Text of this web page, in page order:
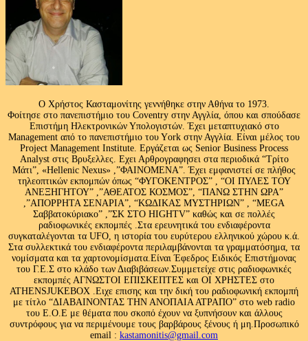
Ο Χρήστος Κασταμονίτης γεννήθηκε στην Αθήνα το 1973.
Φοίτησε στο πανεπιστήμιο του Coventry στην Αγγλία, όπου και σπούδασε
Επιστήμη Ηλεκτρονικών Υπολογιστών. Έχει μεταπτυχιακό στο
Management από το πανεπιστήμιο του Υork στην Αγγλία. Είναι μέλος του
Project Management Institute. Εργάζεται ως Senior Business Process
Analyst στις Βρυξελλες. Εχει Αρθρογραφησει στα περιοδικά “Τρίτο
Μάτι”, «Hellenic Nexus» ,”ΦΑΙΝΟΜΕΝΑ”. Έχει εμφανιστεί σε πλήθος
τηλεοπτικών εκπομπών όπως “ΦΥΓΟΚΕΝΤΡΟΣ” , “ΟΙ ΠΥΛΕΣ ΤΟΥ
ΑΝΕΞΗΓΗΤΟΥ” ,”ΑΘΕΑΤΟΣ ΚΟΣΜΟΣ”, “ΠΑΝΩ ΣΤΗΝ ΩΡΑ”
,”ΑΠΟΡΡΗΤΑ ΣΕΝΑΡΙΑ”, “ΚΩΔΙΚΑΣ ΜΥΣΤΗΡΙΩΝ” , “MEGA
Σαββατοκύριακο” ,”ΣΚ ΣΤΟ HIGHTV” καθώς και σε πολλές
ραδιοφωνικές εκπομπές .Στα ερευνητικά του ενδιαφέροντα
συγκαταλέγονται τα UFO, η ιστορία του ευρύτερου ελληνικού χώρου κ.ά.
Στα συλλεκτικά του ενδιαφέροντα περιλαμβάνονται τα γραμματόσημα, τα
νομίσματα και τα χαρτονομίσματα.Είναι Έφεδρος Ειδικός Επιστήμονας
του Γ.Ε.Σ στο κλάδο των Διαβιβάσεων.Συμμετείχε στις ραδιοφωνικές
εκπομπές ΑΓΝΩΣΤΟΙ ΕΠΙΣΚΕΠΤΕΣ και ΟΙ ΧΡΗΣΤΕΣ στο
ATHENSJUKEBOX .Ειχε επισης και την δική του ραδιοφωνική εκπομπή
με τίτλο “ΔΙΑΒΑΙΝΟΝΤΑΣ ΤΗΝ ΑΝΟΠΑΙΑ ΑΤΡΑΠΟ” στο web radio
του Ε.Ο.Ε με θέματα που σκοπό έχουν να ξυπνήσουν και άλλους
συντρόφους για να περιμένουμε τους βαρβάρους ξένους ή μη.Προσωπικό
email : kastamonitis@gmail.com